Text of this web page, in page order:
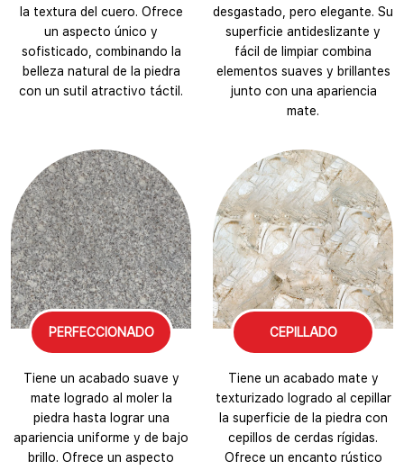
la textura del cuero. Ofrece
un aspecto único y
sofisticado, combinando la
belleza natural de la piedra
con un sutil atractivo táctil.
desgastado, pero elegante. Su
superficie antideslizante y
fácil de limpiar combina
elementos suaves y brillantes
junto con una apariencia
mate.
PERFECCIONADO
Tiene un acabado suave y
mate logrado al moler la
piedra hasta lograr una
apariencia uniforme y de bajo
brillo. Ofrece un aspecto
CEPILLADO
Tiene un acabado mate y
texturizado logrado al cepillar
la superficie de la piedra con
cepillos de cerdas rígidas.
Ofrece un encanto rústico